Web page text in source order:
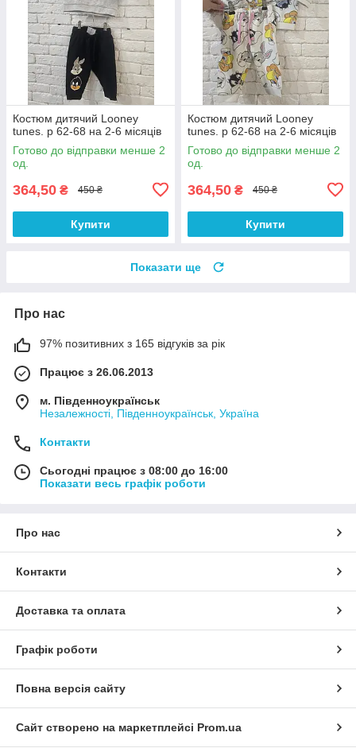
Костюм дитячий Looney
tunes. р 62-68 на 2-6 місяців
Готово до відправки менше 2
од.
364,50 ₴ 450 ₴
Купити
Костюм дитячий Looney
tunes. р 62-68 на 2-6 місяців
Готово до відправки менше 2
од.
364,50 ₴ 450 ₴
Купити
Показати ще
Про нас
97% позитивних з 165 відгуків за рік
Працює з 26.06.2013
м. Південноукраїнськ
Незалежності, Південноукраїнськ, Україна
Контакти
Сьогодні працює з 08:00 до 16:00
Показати весь графік роботи
Про нас
Контакти
Доставка та оплата
Графік роботи
Повна версія сайту
Сайт створено на маркетплейсі Prom.ua